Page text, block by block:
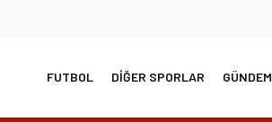
FUTBOL DİĞER SPORLAR GÜNDEM